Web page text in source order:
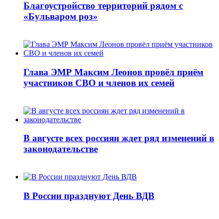
Благоустройство территорий рядом с
«Бульваром роз»
Глава ЭМР Максим Леонов провёл приём
участников СВО и членов их семей
В августе всех россиян ждет ряд изменений в
законодательстве
В России празднуют День ВДВ